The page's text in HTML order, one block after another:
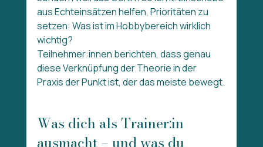
aus Echteinsätzen helfen, Prioritäten zu
setzen: Was ist im Hobbybereich wirklich
wichtig?
Teilnehmer:innen berichten, dass genau
diese Verknüpfung der Theorie in der
Praxis der Punkt ist, der das meiste bewegt.
Was dich als Trainer:in